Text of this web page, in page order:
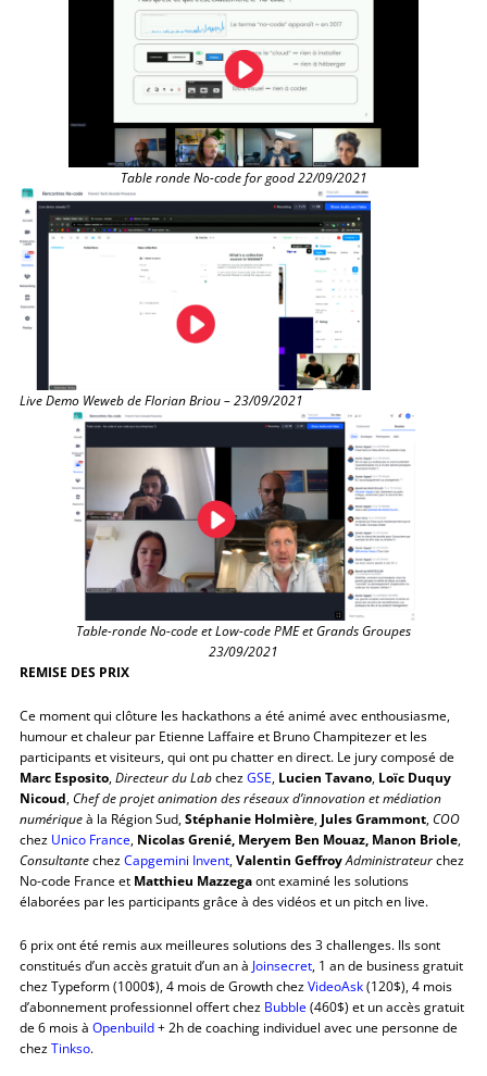
Table ronde No-code for good 22/09/2021
Live Demo Weweb de Florian Briou – 23/09/2021
Table-ronde No-code et Low-code PME et Grands Groupes
23/09/2021
REMISE DES PRIX
Ce moment qui clôture les hackathons a été animé avec enthousiasme,
humour et chaleur par Etienne Laffaire et Bruno Champitezer et les
participants et visiteurs, qui ont pu chatter en direct. Le jury composé de
Marc Esposito ,Directeur du LabchezGSE Lucien Tavano Loïc Duquy
Nicoud ,Chef de projet animation des réseaux d’innovation et médiation
numériqueà la Région Sud,Stéphanie Holmière Jules Grammont ,COO
chez Unico France Nicolas Grenié, Meryem Ben Mouaz, Manon Briole
ConsultantechezCapgemini Invent ,Valentin Geffroy Administrateurchez
No-code France et Matthieu Mazzegaont examiné les solutions
élaborées par les participants grâce à des vidéos et un pitch en live.
6 prix ont été remis aux meilleures solutions des 3 challenges. Ils sont
constitués d’un accès gratuit d’un an à Joinsecret , 1 an de business gratuit
chez Typeform (1000$), 4 mois de Growth chezVideoAsk(120$), 4 mois
d’abonnement professionnel offert chez Bubble(460$) et un accès gratuit
de 6 mois àOpenbuild+ 2h de coaching individuel avec une personne de
chezTinkso.